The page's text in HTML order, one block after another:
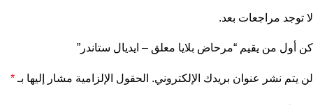
لا توجد مراجعات بعد.
كن أول من يقيم “مرحاض بلايا معلق – ايديال ستاندر”
لن يتم نشر عنوان بريدك الإلكتروني. الحقول الإلزامية مشار إليها بـ *